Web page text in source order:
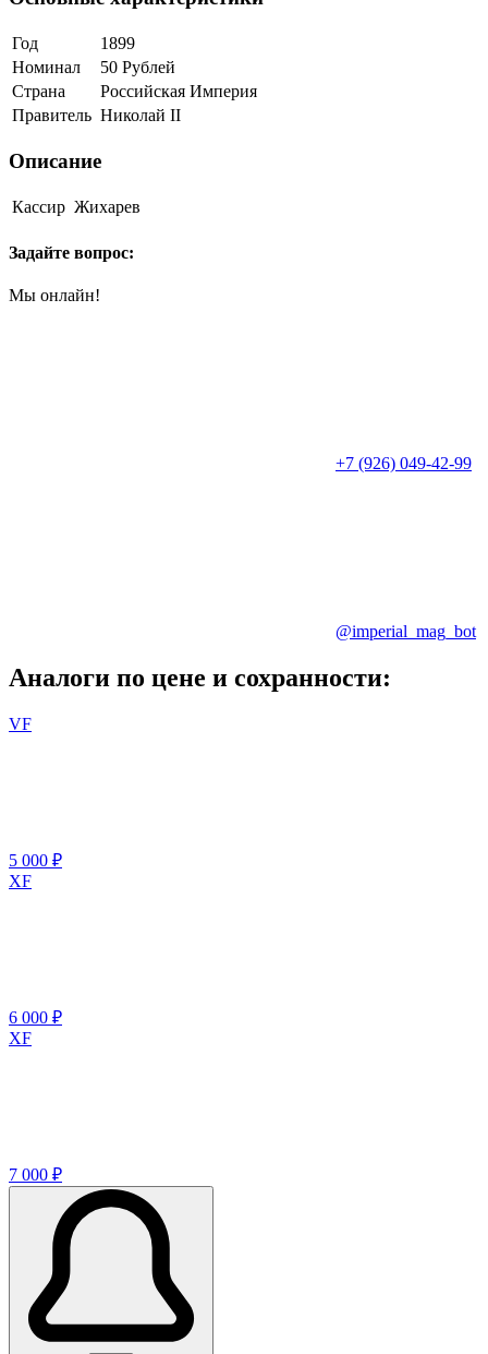
Год
1899
Номинал
50 Рублей
Страна
Российская Империя
Правитель Николай II
Описание
Кассир Жихарев
Задайте вопрос:
Мы онлайн!
+7 (926) 049-42-99
@imperial_mag_bot
Аналоги по цене и сохранности:
VF
5 000 ₽
XF
6 000 ₽
XF
7 000 ₽